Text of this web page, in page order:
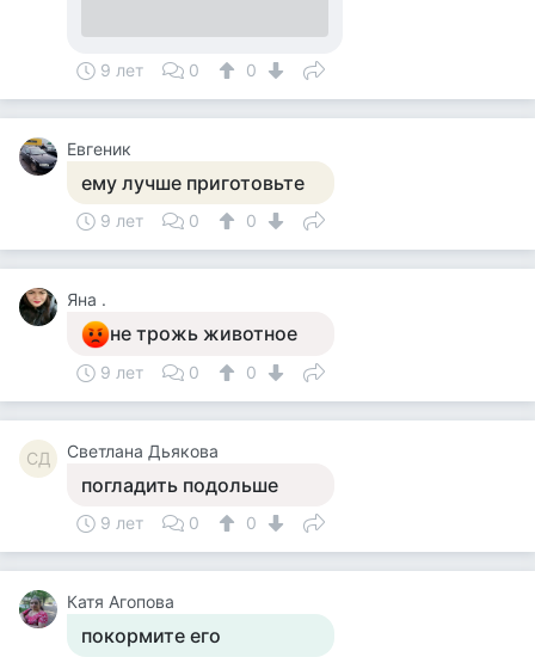
9 лет 0 0
Евгеник
ему лучше приготовьте
9 лет 0 0
Яна .
не трожь животное
9 лет 0 0
СД Светлана Дьякова
погладить подольше
9 лет 0 0
Катя Агопова
покормите его